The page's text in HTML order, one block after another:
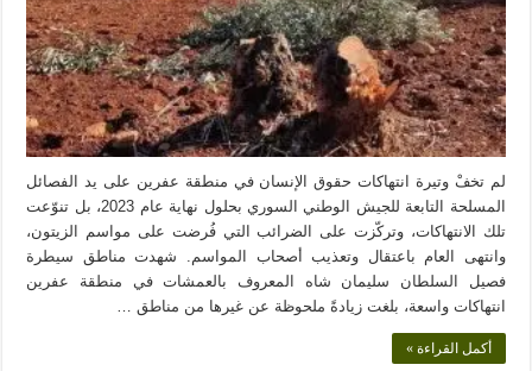
لم تخفْ وتيرة انتهاكات حقوق الإنسان في منطقة عفرين على يد الفصائل
المسلحة التابعة للجيش الوطني السوري بحلول نهاية عام 2023، بل تنوّعت
تلك الانتهاكات، وتركّزت على الضرائب التي فُرضت على مواسم الزيتون،
وانتهى العام باعتقال وتعذيب أصحاب المواسم. شهدت مناطق سيطرة
فصيل السلطان سليمان شاه المعروف بالعمشات في منطقة عفرين
انتهاكات واسعة، بلغت زيادةً ملحوظة عن غيرها من مناطق …
أكمل القراءة »